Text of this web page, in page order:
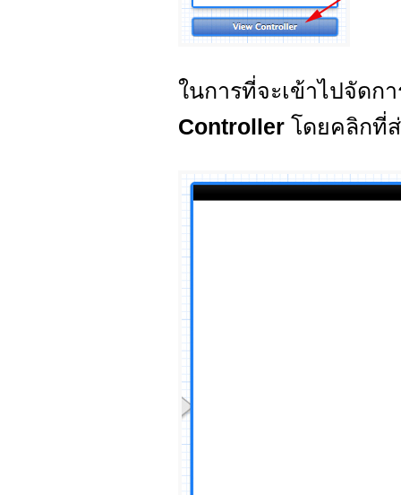
ในการที่จะเข้าไปจัดก
Controller โดยคลิกที่